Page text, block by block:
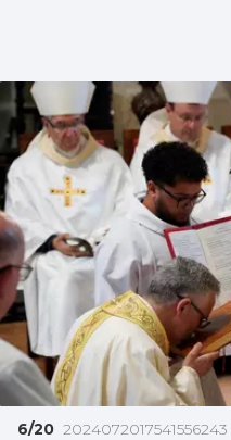
6/20 2024072017541556243